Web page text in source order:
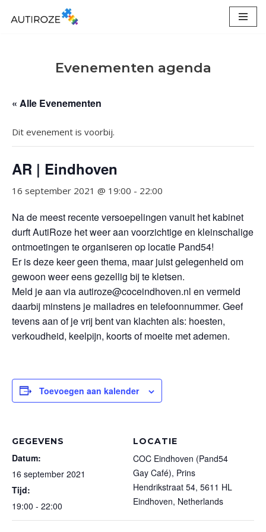
Evenementen agenda
« Alle Evenementen
Dit evenement is voorbij.
AR | Eindhoven
16 september 2021 @ 19:00 - 22:00
Na de meest recente versoepelingen vanuit het kabinet
durft AutiRoze het weer aan voorzichtige en kleinschalige
ontmoetingen te organiseren op locatie Pand54!
Er is deze keer geen thema, maar juist gelegenheid om
gewoon weer eens gezellig bij te kletsen.
Meld je aan viaautiroze@coceindhoven.nl en vermeld
daarbij minstens je mailadres en telefoonnummer. Geef
tevens aan of je vrij bent van klachten als: hoesten,
verkoudheid, keelpijn, koorts of moeite met ademen.
Toevoegen aan kalender
GEGEVENS
Datum:
16 september 2021
Tijd:
19:00 - 22:00
LOCATIE
COC Eindhoven (Pand54
Gay Café), Prins
Hendrikstraat 54, 5611 HL
Eindhoven, Netherlands